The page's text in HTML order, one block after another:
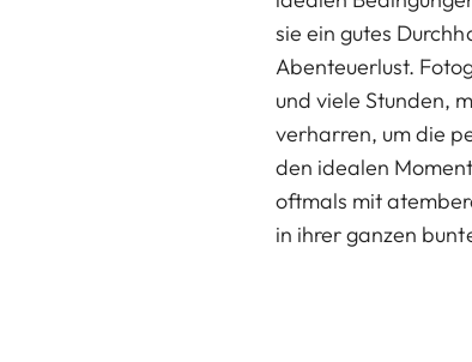
sie ein gutes
Abenteuerlust.
und viele Stunden,
verharren, um die
den idealen
oftmals mit
in ihrer ganzen